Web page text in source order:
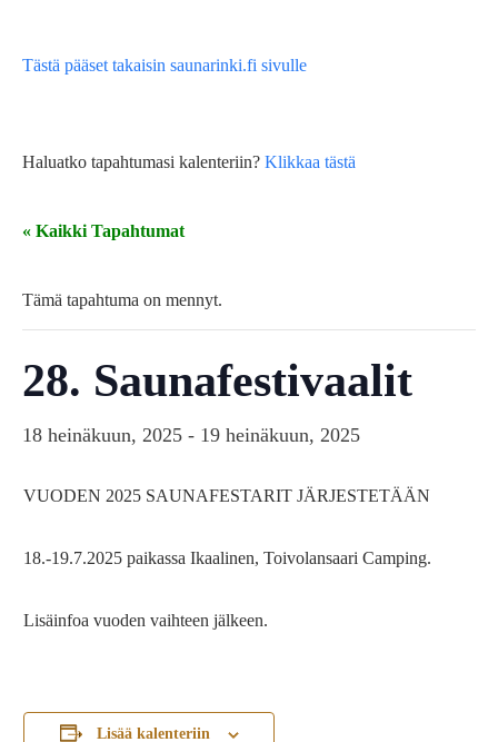
Tästä pääset takaisin saunarinki.fi sivulle
Haluatko tapahtumasi kalenteriin? Klikkaa tästä
« Kaikki Tapahtumat
Tämä tapahtuma on mennyt.
28. Saunafestivaalit
18 heinäkuun, 2025 - 19 heinäkuun, 2025
VUODEN 2025 SAUNAFESTARIT JÄRJESTETÄÄN
18.-19.7.2025 paikassa Ikaalinen, Toivolansaari Camping.
Lisäinfoa vuoden vaihteen jälkeen.
Lisää kalenteriin